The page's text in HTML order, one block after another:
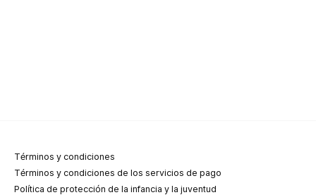
Términos y condiciones
Términos y condiciones de los servicios de pago
Política de protección de la infancia y la juventud